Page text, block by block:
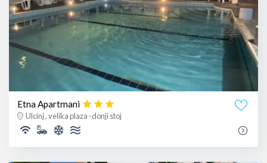
Etna Apartmani
Ulcinj , velika plaza -donji stoj